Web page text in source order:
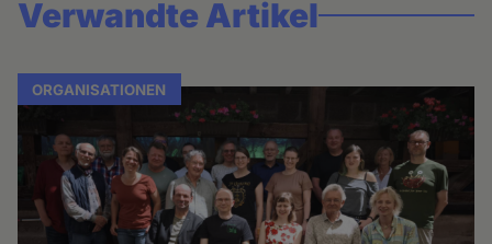
Verwandte Artikel
ORGANISATIONEN